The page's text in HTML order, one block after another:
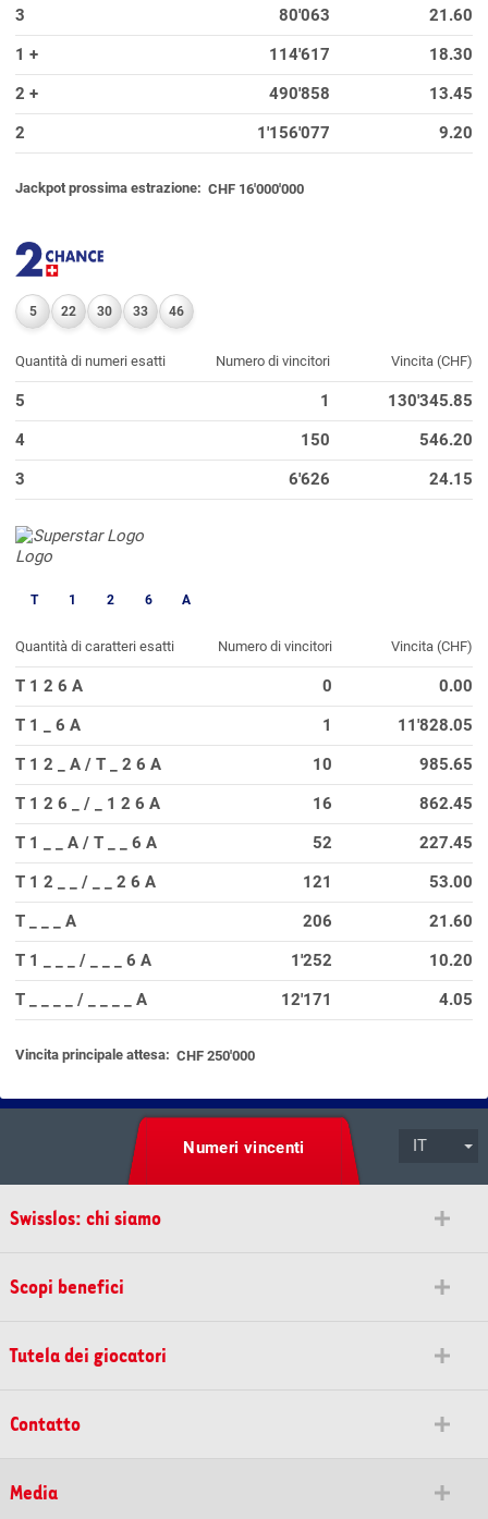
3
80'063
21.60
1 +
114'617
18.30
2 +
490'858
13.45
2
1'156'077 9.20
Jackpot prossima estrazione: CHF 16'000'000
5 22 30 33 46
Quantità di numeri esatti Numero di vincitori Vincita (CHF)
5 1
130'345.85
4
150
546.20
3
6'626 24.15
T 1 2 6 A
Quantità di caratteri esatti Numero di vincitori Vincita (CHF)
T 1 2 6 A 0
0.00
T 1 _ 6 A
1
11'828.05
T 1 2 _ A / T _ 2 6 A
10
985.65
T 1 2 6 _ / _ 1 2 6 A
16
862.45
T 1 _ _ A / T _ _ 6 A
52
227.45
T 1 2 _ _ / _ _ 2 6 A
121
53.00
T _ _ _ A
206
21.60
T 1 _ _ _ / _ _ _ 6 A
1'252
10.20
T _ _ _ _ / _ _ _ _ A
12'171 4.05
Vincita principale attesa: CHF 250'000
IT
Numeri vincenti
Swisslos: chi siamo
Scopi benefici
Tutela dei giocatori
Contatto
Media